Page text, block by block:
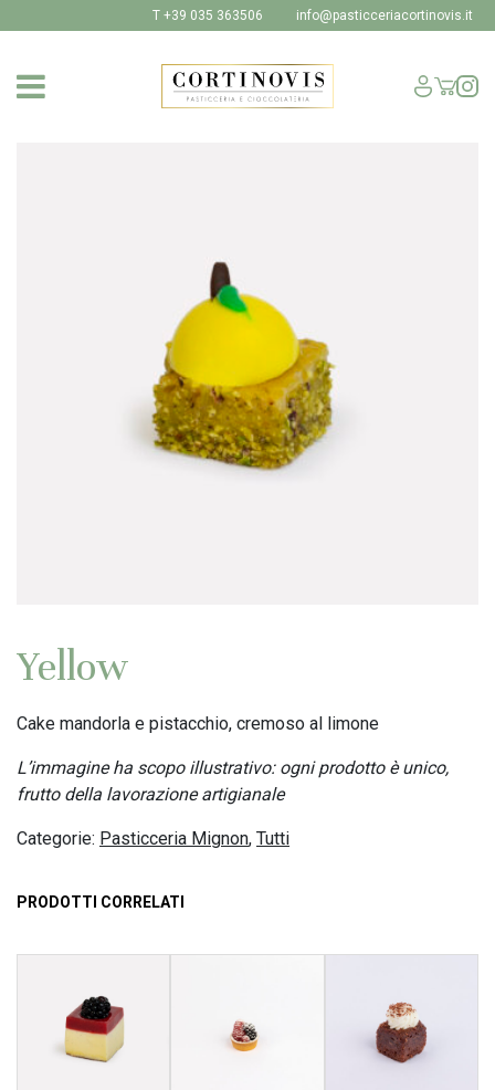
T +39 035 363506 info@pasticceriacortinovis.it
SHOP
Yellow
Cake mandorla e pistacchio, cremoso al limone
L’immagine ha scopo illustrativo: ogni prodotto è unico,
frutto della lavorazione artigianale
Categorie: Pasticceria Mignon, Tutti
PRODOTTI CORRELATI